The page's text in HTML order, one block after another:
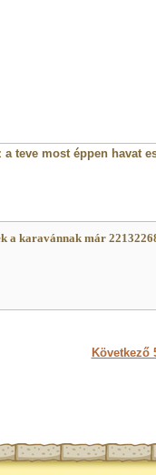
a teve most éppen havat
a karavánnak már
Következő